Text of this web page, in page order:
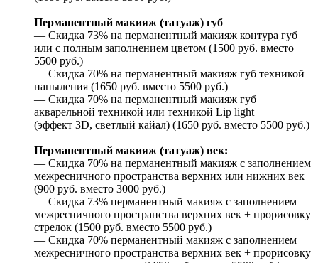
Перманентный макияж (татуаж) губ
— Скидка 73% на перманентный макияж контура губ
или с полным заполнением цветом (1500 руб. вместо
5500 руб.)
— Скидка 70% на перманентный макияж губ техникой
напыления (1650 руб. вместо 5500 руб.)
— Скидка 70% на перманентный макияж губ
акварельной техникой или техникой Lip light
(эффект 3D, светлый кайал) (1650 руб. вместо 5500 руб.)
Перманентный макияж (татуаж) век:
— Скидка 70% на перманентный макияж с заполнением
межресничного пространства верхних или нижних век
(900 руб. вместо 3000 руб.)
— Скидка 73% перманентный макияж с заполнением
межресничного пространства верхних век + прорисовку
стрелок (1500 руб. вместо 5500 руб.)
— Скидка 70% перманентный макияж с заполнением
межресничного пространства верхних век + прорисовку